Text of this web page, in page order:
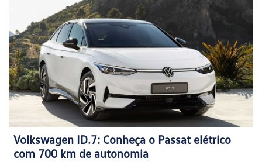
Volkswagen ID.7: Conheça o Passat elétrico
com 700 km de autonomia